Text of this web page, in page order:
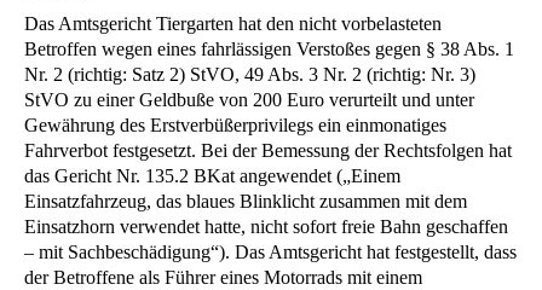
Das Amtsgericht Tiergarten hat den nicht vorbelasteten
Betroffen wegen eines fahrlässigen Verstoßes gegen § 38 Abs. 1
Nr. 2 (richtig: Satz 2) StVO, 49 Abs. 3 Nr. 2 (richtig: Nr. 3)
StVO zu einer Geldbuße von 200 Euro verurteilt und unter
Gewährung des Erstverbüßerprivilegs ein einmonatiges
Fahrverbot festgesetzt. Bei der Bemessung der Rechtsfolgen hat
das Gericht Nr. 135.2 BKat angewendet („Einem
Einsatzfahrzeug, das blaues Blinklicht zusammen mit dem
Einsatzhorn verwendet hatte, nicht sofort freie Bahn geschaffen
– mit Sachbeschädigung“). Das Amtsgericht hat festgestellt, dass
der Betroffene als Führer eines Motorrads mit einem